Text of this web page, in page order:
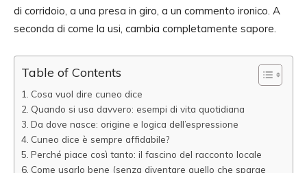
di corridoio, a una presa in giro, a un commento ironico. A
seconda di come la usi, cambia completamente sapore.
Table of Contents
Cosa vuol dire cuneo dice
Quando si usa davvero: esempi di vita quotidiana
Da dove nasce: origine e logica dell’espressione
Cuneo dice è sempre affidabile?
Perché piace così tanto: il fascino del racconto locale
Come usarlo bene (senza diventare quello che sparge